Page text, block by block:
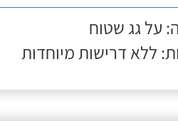
על גג שטוח
ללא דרישות מיוחדות